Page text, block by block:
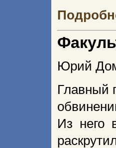
Юрий
Главный
Из него